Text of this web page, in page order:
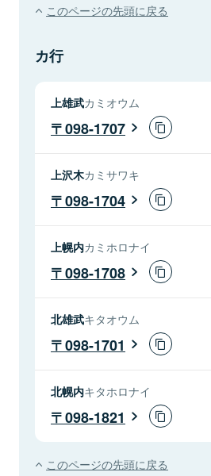
このページの先頭に戻る
カ行
上雄武カミオウム
098-1707
上沢木カミサワキ
098-1704
上幌内カミホロナイ
098-1708
北雄武キタオウム
098-1701
北幌内キタホロナイ
098-1821
このページの先頭に戻る